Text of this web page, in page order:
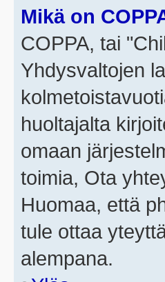
Mikä on
COPPA, tai
Yhdysvaltojen
huoltajalta
omaan
toimia, Ota
Huomaa, että
tule ottaa
alempana.